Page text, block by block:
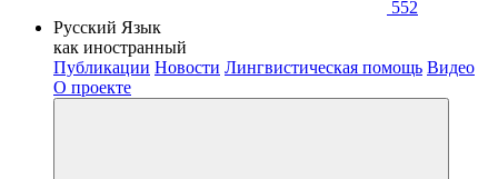
552
Русский Язык
как иностранный
Публикации Новости Лингвистическая помощь Видео
О проекте